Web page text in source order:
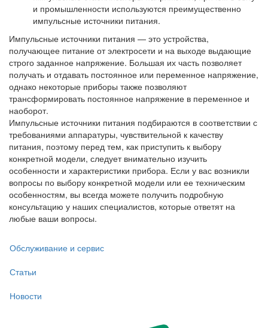
и промышленности используются преимущественно
импульсные источники питания.
Импульсные источники питания — это устройства,
получающее питание от электросети и на выходе выдающие
строго заданное напряжение. Большая их часть позволяет
получать и отдавать постоянное или переменное напряжение,
однако некоторые приборы также позволяют
трансформировать постоянное напряжение в переменное и
наоборот.
Импульсные источники питания подбираются в соответствии с
требованиями аппаратуры, чувствительной к качеству
питания, поэтому перед тем, как приступить к выбору
конкретной модели, следует внимательно изучить
особенности и характеристики прибора. Если у вас возникли
вопросы по выбору конкретной модели или ее техническим
особенностям, вы всегда можете получить подробную
консультацию у наших специалистов, которые ответят на
любые ваши вопросы.
Обслуживание и сервис
Статьи
Новости